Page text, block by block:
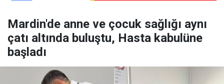
Mardin'de anne ve çocuk sağlığı aynı
çatı altında buluştu, Hasta kabulüne
başladı